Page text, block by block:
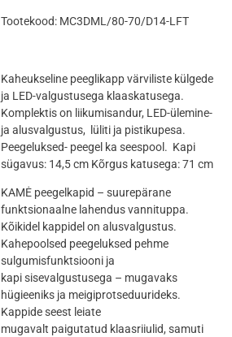
Tootekood: MC3DML/80-70/D14-LFT
Kaheukseline peeglikapp värviliste külgede
ja LED-valgustusega klaaskatusega.
Komplektis on liikumisandur, LED-ülemine-
ja alusvalgustus, lüliti ja pistikupesa.
Peegeluksed- peegel ka seespool. Kapi
sügavus: 14,5 cm Kõrgus katusega: 71 cm
KAMĖ peegelkapid – suurepärane
funktsionaalne lahendus vannituppa.
Kõikidel kappidel on alusvalgustus.
Kahepoolsed peegeluksed pehme
sulgumisfunktsiooni ja
kapi sisevalgustusega – mugavaks
hügieeniks ja meigiprotseduurideks.
Kappide seest leiate
mugavalt paigutatud klaasriiulid, samuti